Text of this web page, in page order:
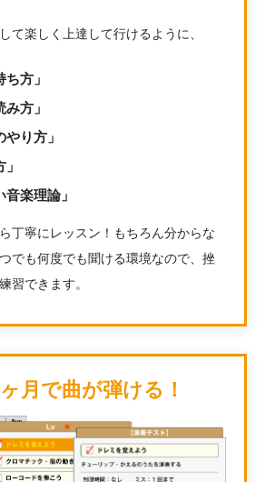
て楽しく上達して行けるように、
方」
方」
やり方」
音楽理論」
丁寧にレッスン！もちろん分からな
でも何度でも聞ける環境なので、挫
習できます。
月で曲が弾ける！